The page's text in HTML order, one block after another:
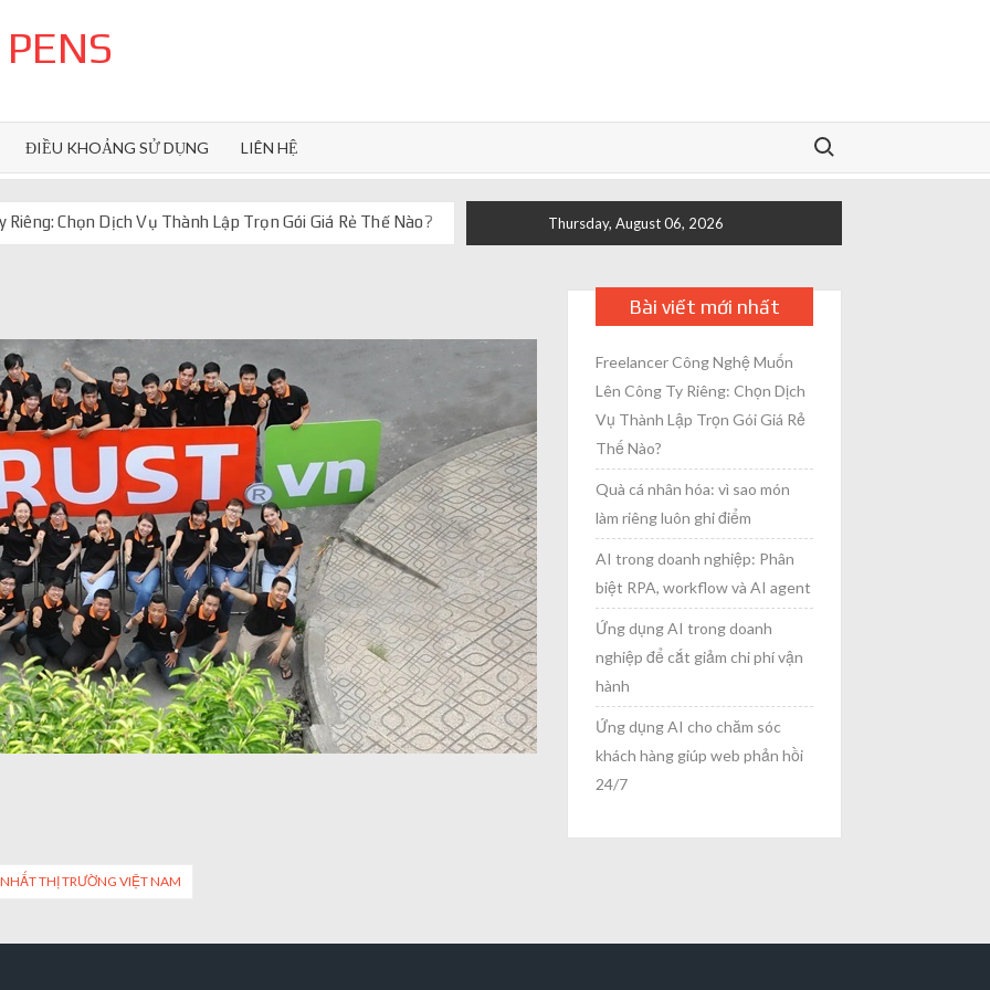
ĐIỀU KHOẢNG SỬ DỤNG LIÊN HỆ
Search for:
Chọn Dịch Vụ Thành Lập Trọn Gói Giá Rẻ Thế Nào?
và AI agent
web phản hồi 24/7
thống ra sao
Thursday, August 06, 2026
THỊ TRƯỜNG VIỆT NAM
Bài viết mới nhất
Freelancer Công Nghệ Muốn
Lên Công Ty Riêng: Chọn Dịch
Vụ Thành Lập Trọn Gói Giá Rẻ
Thế Nào?
Quà cá nhân hóa: vì sao món
làm riêng luôn ghi điểm
AI trong doanh nghiệp: Phân
biệt RPA, workflow và AI agent
Ứng dụng AI trong doanh
nghiệp để cắt giảm chi phí vận
hành
Ứng dụng AI cho chăm sóc
khách hàng giúp web phản hồi
24/7